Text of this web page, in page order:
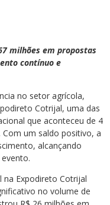
milhões em propostas
contínuo e
no setor agrícola,
Cotrijal, uma das
que aconteceu de 4
um saldo positivo, a
alcançando
na Expodireto Cotrijal
no volume de